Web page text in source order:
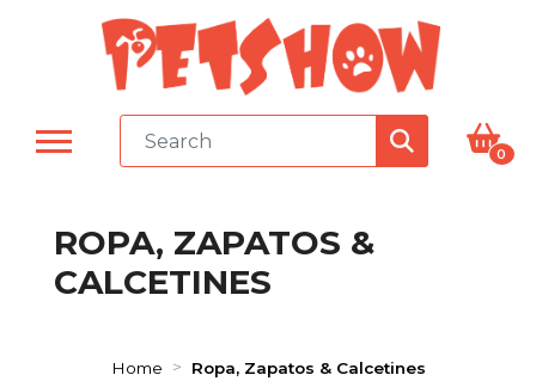
0
ROPA, ZAPATOS &
CALCETINES
Home Ropa, Zapatos & Calcetines